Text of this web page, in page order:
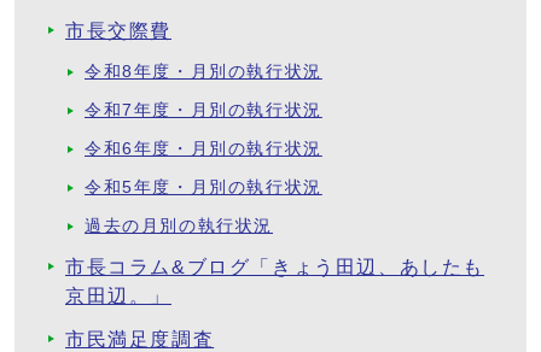
市長交際費
令和8年度・月別の執行状況
令和7年度・月別の執行状況
令和6年度・月別の執行状況
令和5年度・月別の執行状況
過去の月別の執行状況
市長コラム&ブログ「きょう田辺、あしたも
京田辺。」
市民満足度調査